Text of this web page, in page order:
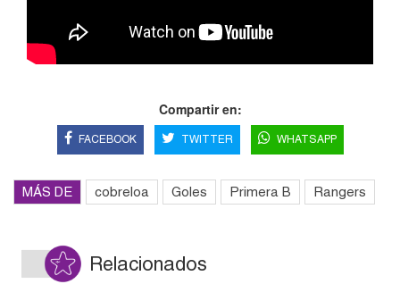
Compartir en:
FACEBOOK TWITTER WHATSAPP
MÁS DE cobreloa Goles Primera B Rangers
Relacionados